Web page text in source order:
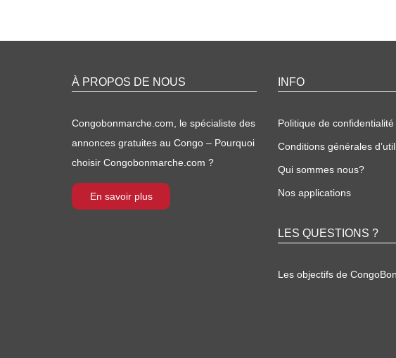
À PROPOS DE NOUS
Congobonmarche.com, le spécialiste des
annonces gratuites au Congo – Pourquoi
choisir Congobonmarche.com ?
En savoir plus
INFO
Politique de confidentialité
Conditions générales
Qui sommes nous?
Nos applications
LES QUESTIONS ?
Les objectifs de